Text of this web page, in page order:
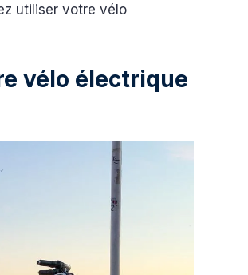
utiliser votre vélo
vélo électrique